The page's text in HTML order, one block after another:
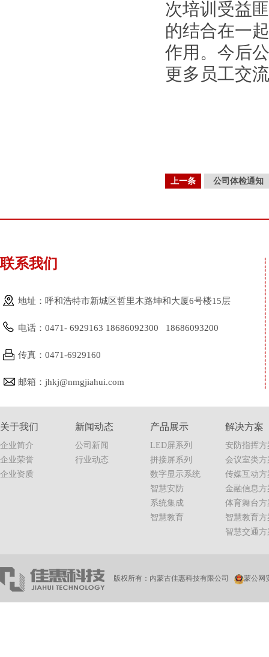
次培训受益
的结合在一
作用。今后
更多员工交
上一条 公司体检通知
联系我们
地址：呼和浩特市新城区哲里木路坤和大厦6号楼15层
电话：0471- 6929163 18686092300 18686093200
传真：0471-6929160
邮箱：jhkj@nmgjiahui.com
关于我们
企业简介
企业荣誉
企业资质
新闻动态
公司新闻
行业动态
产品展示
LED屏系列
拼接屏系列
数字显示系统
智慧安防
系统集成
智慧教育
解决方案
安防指挥方
会议室类方
传媒互动方
金融信息方
体育舞台方
智慧教育方
智慧交通方
版权所有：内蒙古佳惠科技有限公司 蒙公网